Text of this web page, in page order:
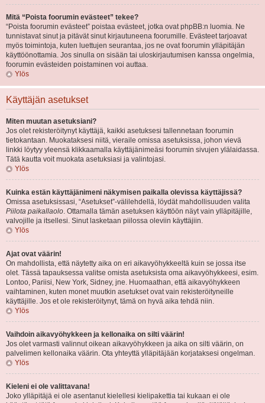
Mitä “Poista foorumin evästeet” tekee?
“Poista foorumin evästeet” poistaa evästeet, jotka ovat phpBB:n luomia. Ne
tunnistavat sinut ja pitävät sinut kirjautuneena foorumille. Evästeet tarjoavat
myös toimintoja, kuten luettujen seurantaa, jos ne ovat foorumin ylläpitäjän
käyttöönottamia. Jos sinulla on sisään tai uloskirjautumisen kanssa ongelmia,
foorumin evästeiden poistaminen voi auttaa.
Ylös
Käyttäjän asetukset
Miten muutan asetuksiani?
Jos olet rekisteröitynyt käyttäjä, kaikki asetuksesi tallennetaan foorumin
tietokantaan. Muokataksesi niitä, vieraile omissa asetuksissa, johon vievä
linkki löytyy yleensä klikkaamalla käyttäjänimeäsi foorumin sivujen ylälaidassa.
Tätä kautta voit muokata asetuksiasi ja valintojasi.
Ylös
Kuinka estän käyttäjänimeni näkymisen paikalla olevissa käyttäjissä?
Omissa asetuksissasi, “Asetukset”-välilehdellä, löydät mahdollisuuden valita
Piilota paikallaolo. Ottamalla tämän asetuksen käyttöön näyt vain ylläpitäjille,
valvojille ja itsellesi. Sinut lasketaan piilossa oleviin käyttäjiin.
Ylös
Ajat ovat väärin!
On mahdollista, että näytetty aika on eri aikavyöhykkeeltä kuin se jossa itse
olet. Tässä tapauksessa valitse omista asetuksista oma aikavyöhykkeesi, esim.
Lontoo, Pariisi, New York, Sidney, jne. Huomaathan, että aikavyöhykkeen
vaihtaminen, kuten monet muutkin asetukset ovat vain rekisteröityneille
käyttäjille. Jos et ole rekisteröitynyt, tämä on hyvä aika tehdä niin.
Ylös
Vaihdoin aikavyöhykkeen ja kellonaika on silti väärin!
Jos olet varmasti valinnut oikean aikavyöhykkeen ja aika on silti väärin, on
palvelimen kellonaika väärin. Ota yhteyttä ylläpitäjään korjataksesi ongelman.
Ylös
Kieleni ei ole valittavana!
Joko ylläpitäjä ei ole asentanut kielellesi kielipakettia tai kukaan ei ole